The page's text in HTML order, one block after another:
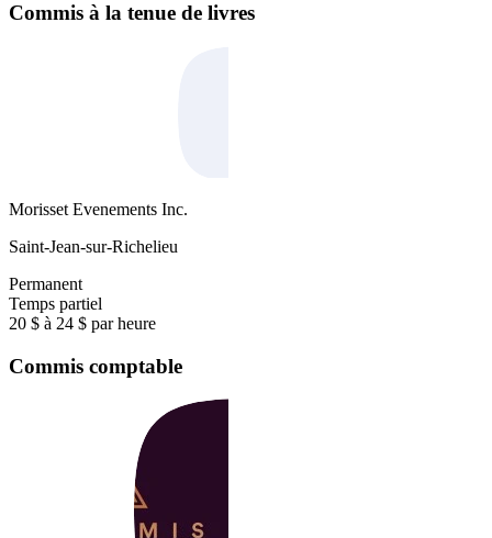
Commis à la tenue de livres
Morisset Evenements Inc.
Saint-Jean-sur-Richelieu
Permanent
Temps partiel
20 $ à 24 $ par heure
Commis comptable